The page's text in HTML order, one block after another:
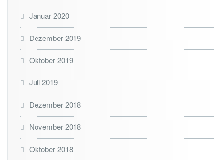
Januar 2020
Dezember 2019
Oktober 2019
Juli 2019
Dezember 2018
November 2018
Oktober 2018